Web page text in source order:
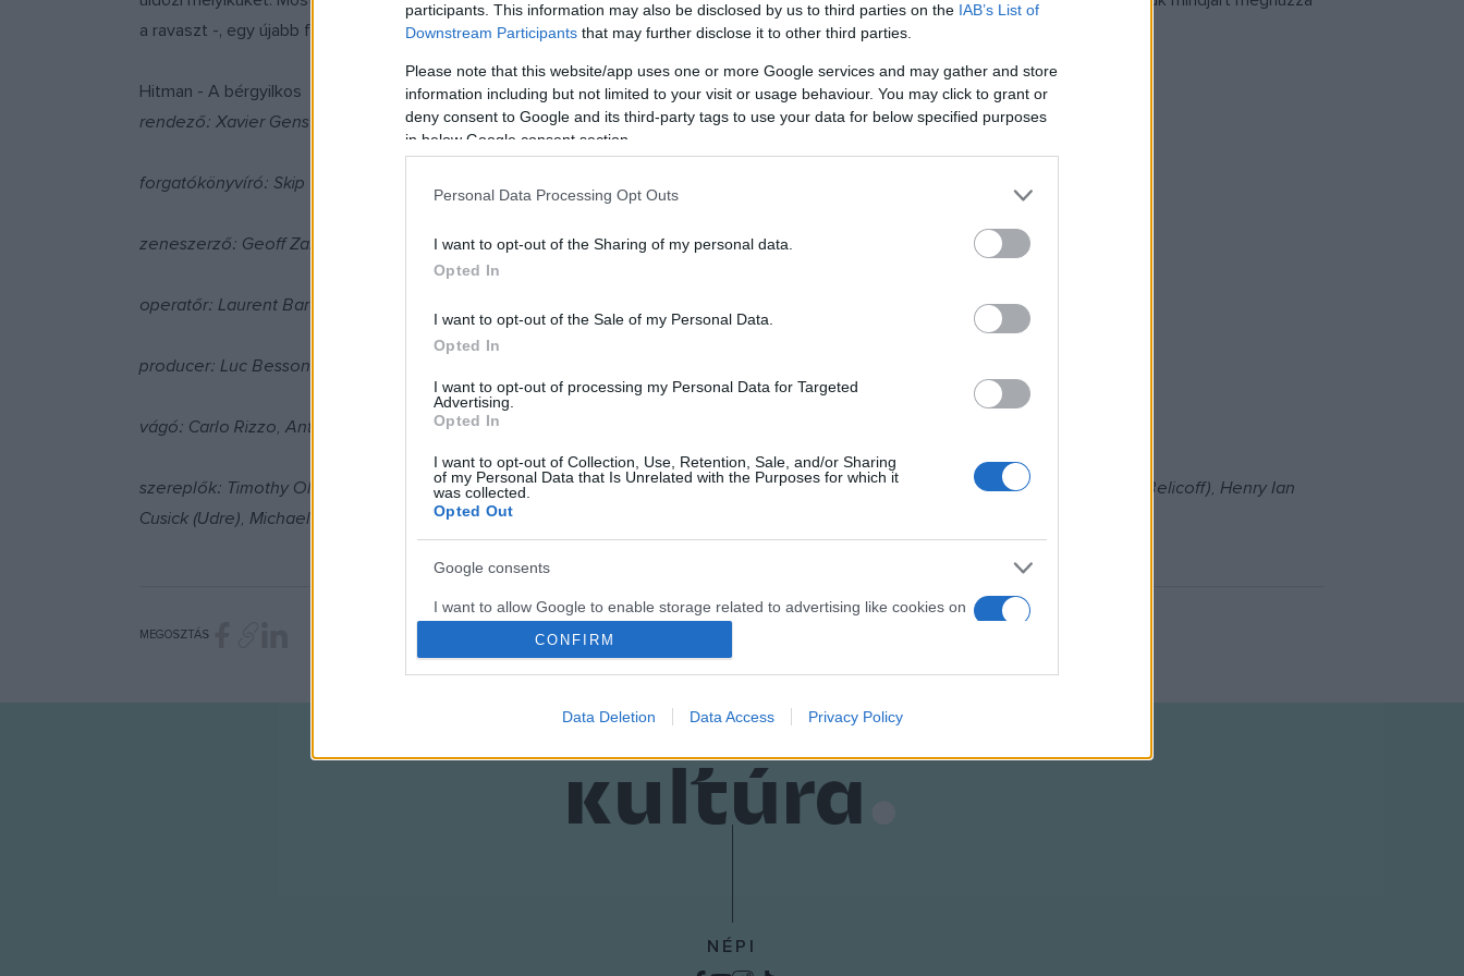
participants. This information may also be disclosed by us to third parties on the IAB’s List of
Downstream Participants that may further disclose it to other third parties.
Please note that this website/app uses one or more Google services and may gather and store
information including but not limited to your visit or usage behaviour. You may click to grant or
deny consent to Google and its third-party tags to use your data for below specified purposes
in below Google consent section.
Personal Data Processing Opt Outs
I want to opt-out of the Sharing of my personal data.
Opted In
I want to opt-out of the Sale of my Personal Data.
Opted In
I want to opt-out of processing my Personal Data for Targeted
Advertising.
Opted In
I want to opt-out of Collection, Use, Retention, Sale, and/or Sharing
of my Personal Data that Is Unrelated with the Purposes for which it
was collected.
Opted Out
Google consents
I want to allow Google to enable storage related to advertising like cookies on
I want to allow my user data to be sent to Google for online advertising
I want to allow Google to enable storage related to analytics like cookies on
web or device identifiers in apps.
CONFIRM
Data Deletion Data Access Privacy Policy
a ravaszt -, egy újabb fordulat ismét mindent megváltoztat.
Hitman - A bérgyilkos
rendező: Xavier Gens
forgatókönyvíró: Skip Woods
zeneszerző: Geoff Zanelli
operatőr: Laurent Bares
producer: Luc Besson, Chuck Gordon, Pierre-Ange Le Pogam, Adrian Askarieh
vágó: Carlo Rizzo, Antoine Vareille
szereplők: Timothy Olyphant (47-es), Dougray Scott (Mike), Olga Kurylenko (Nika), Robert Knepper (Yuri), Ulrich Thomsen (Mikhail Belicoff), Henry Ian
Cusick (Udre), Michael Offei
MEGOSZTÁS
NÉPI